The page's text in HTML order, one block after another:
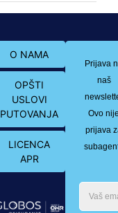
O NAMA
OPŠTI
USLOVI
PUTOVANJA
LICENCA
APR
Prijava
naš
Ovo
prijava